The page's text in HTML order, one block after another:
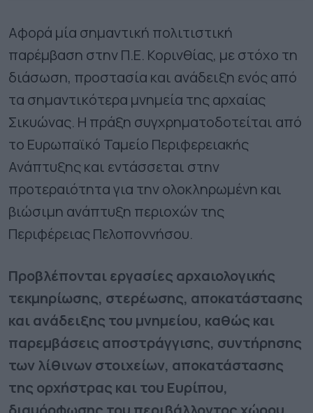
Αφορά μία σημαντική πολιτιστική
παρέμβαση στην Π.Ε. Κορινθίας, με στόχο τη
διάσωση, προστασία και ανάδειξη ενός από
τα σημαντικότερα μνημεία της αρχαίας
Σικυώνας. Η πράξη συγχρηματοδοτείται από
το Ευρωπαϊκό Ταμείο Περιφερειακής
Ανάπτυξης και εντάσσεται στην
προτεραιότητα για την ολοκληρωμένη και
βιώσιμη ανάπτυξη περιοχών της
Περιφέρειας Πελοποννήσου.
Προβλέπονται εργασίες αρχαιολογικής
τεκμηρίωσης, στερέωσης, αποκατάστασης
και ανάδειξης του μνημείου, καθώς και
παρεμβάσεις αποστράγγισης, συντήρησης
των λίθινων στοιχείων, αποκατάστασης
της ορχήστρας και του Ευρίπου,